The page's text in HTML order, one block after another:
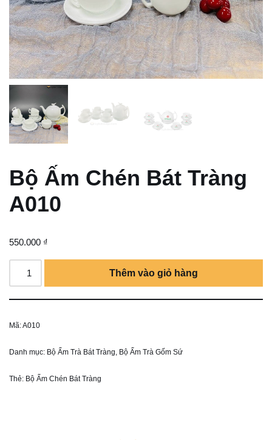
Bộ Ấm Chén Bát Tràng
A010
550.000 ₫
Thêm vào giỏ hàng
Mã:A010
Danh mục: Bộ Ấm Trà Bát Tràng Bộ Ấm Trà Gốm Sứ
Thẻ: Bộ Ấm Chén Bát Tràng